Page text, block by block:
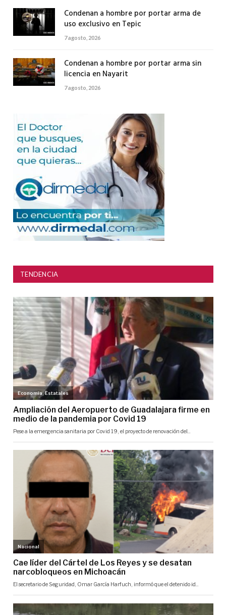
Condenan a hombre por portar arma de
uso exclusivo en Tepic
7 agosto, 2026
Condenan a hombre por portar arma sin
licencia en Nayarit
7 agosto, 2026
TENDENCIA